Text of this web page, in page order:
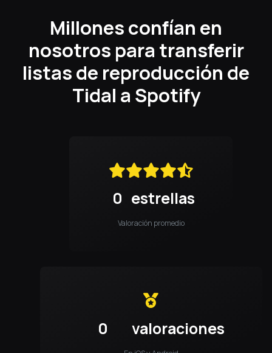
Millones confían en
nosotros para transferir
listas de reproducción de
Tidal a Spotify
0 estrellas
Valoración promedio
0 valoraciones